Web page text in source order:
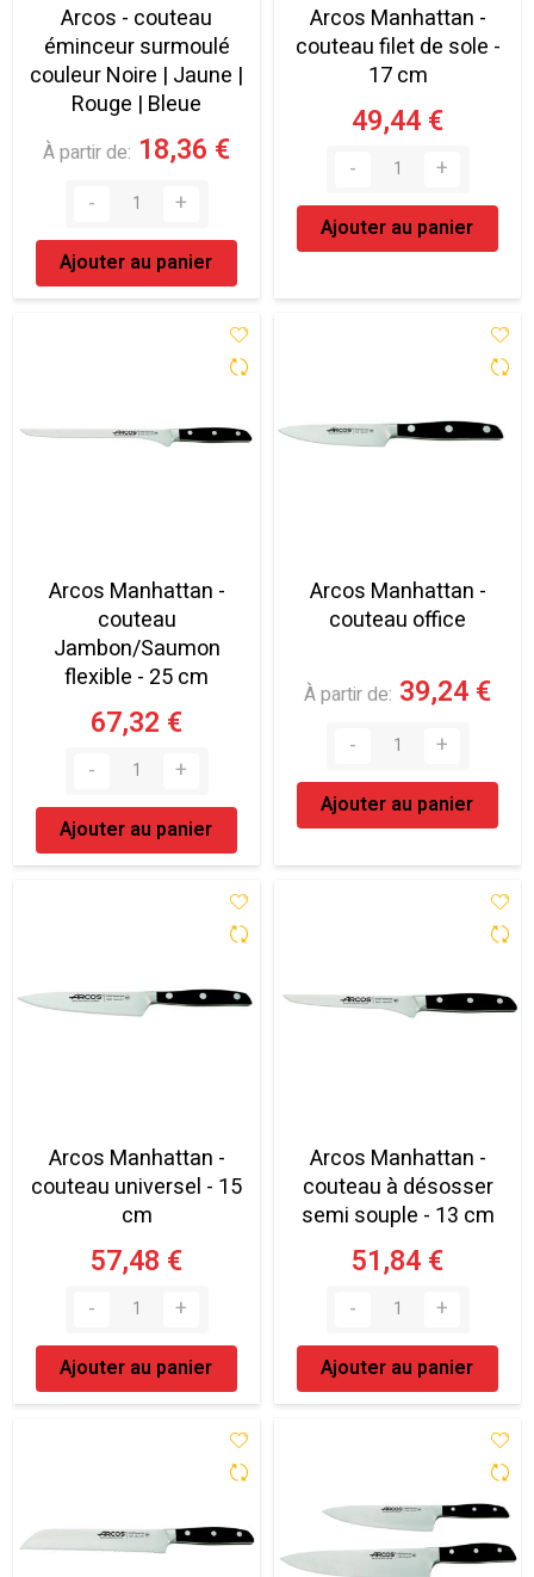
Arcos - couteau
éminceur surmoulé
couleur Noire | Jaune |
Rouge | Bleue
À partir de 18,36 €
Ajouter au panier
Arcos Manhattan -
couteau filet de sole -
17 cm
49,44 €
Ajouter au panier
Arcos Manhattan -
couteau
Jambon/Saumon
flexible - 25 cm
67,32 €
Ajouter au panier
Arcos Manhattan -
couteau office
À partir de 39,24 €
Ajouter au panier
Arcos Manhattan -
couteau universel - 15
cm
57,48 €
Ajouter au panier
Arcos Manhattan -
couteau à désosser
semi souple - 13 cm
51,84 €
Ajouter au panier